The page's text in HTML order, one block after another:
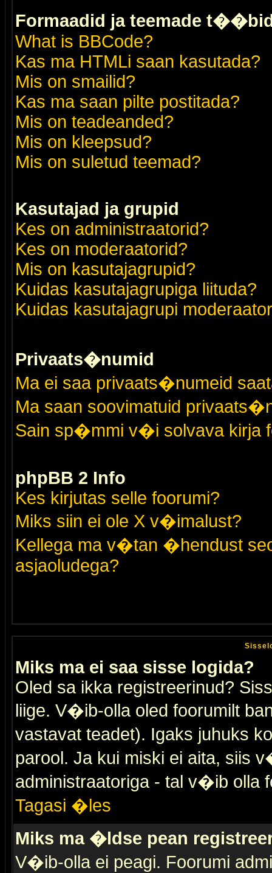
Formaadid ja teemade
What is BBCode?
Kas ma HTMLi saan kasutada?
Mis on smailid?
Kas ma saan pilte postitada?
Mis on teadeanded?
Mis on kleepsud?
Mis on suletud teemad?
Kasutajad ja grupid
Kes on administraatorid?
Kes on moderaatorid?
Mis on kasutajagrupid?
Kuidas kasutajagrupiga liituda?
Kuidas kasutajagrupi
Privaats�numid
Ma ei saa privaats�numeid
Ma saan soovimatuid
Sain sp�mmi v�i solvava kirja
phpBB 2 Info
Kes kirjutas selle foorumi?
Miks siin ei ole X v�imalust?
Kellega ma v�tan �hendust
asjaoludega?
Miks ma ei saa sisse logida?
Oled sa ikka registreerinud?
liige. V�ib-olla oled foorumilt
vastavat teadet). Igaks juhuks
parool. Ja kui miski ei aita, siis
administraatoriga - tal v�ib olla
Tagasi �les
Miks ma �ldse pean
V�ib-olla ei peagi. Foorumi